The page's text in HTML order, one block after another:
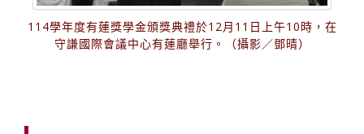
114學年度有蓮獎學金頒獎典禮於12月11日上午10時，在
守謙國際會議中心有蓮廳舉行。（攝影／鄧晴）